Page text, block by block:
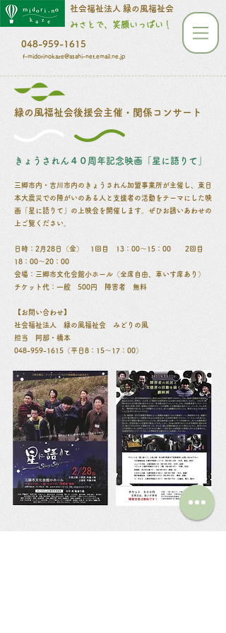
​​​​​社会福祉法人 緑の風福祉会
みさとで、笑顔いっぱい！
048-959-1615
f-midorinokaze@asahi-net.email.ne.jp
​緑の風福祉会後援会主催・関係コンサート
きょうされん４０周年記念映画「星に語りて」
​三郷市内・吉川市内の きょうされん加盟事業所が主催し、東日
本大震災での障がいのある人と支援者の活動をテーマにした映
画「星に語りて」の上映会を開催します。ぜひお誘いあわせの
上ご覧ください。
日時：2月28日（金） 1回目 13：00～15：00 2回目
18：00～20：00
会場：三郷市文化会館小ホール（全席自由、車いす席あり）
​チケット代：一般 500円 障害者 無料
【お問い合わせ】
社会福祉法人 緑の風福祉会 みどりの風
担当 阿部・橋本
048-959-1615 （平日8：15～17：00）